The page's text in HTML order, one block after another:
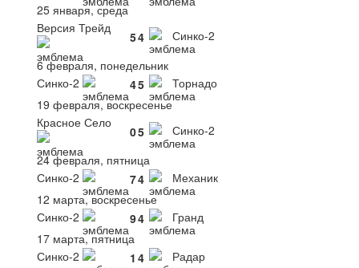
25 января, среда
Версия Трейд
54
Синко-2
6 февраля, понедельник
Синко-2
45
Торнадо
19 февраля, воскресенье
Красное Село
05
Синко-2
24 февраля, пятница
Синко-2
74
Механик
12 марта, воскресенье
Синко-2
94
Гранд
17 марта, пятница
Синко-2
1 4
Радар